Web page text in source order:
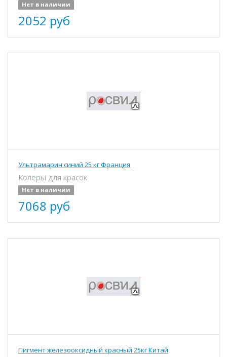
Нет в наличии
2052 руб
Ультрамарин синий 25 кг Франция
Колеры для красок
Нет в наличии
7068 руб
Пигмент железооксидный красный 25кг Китай